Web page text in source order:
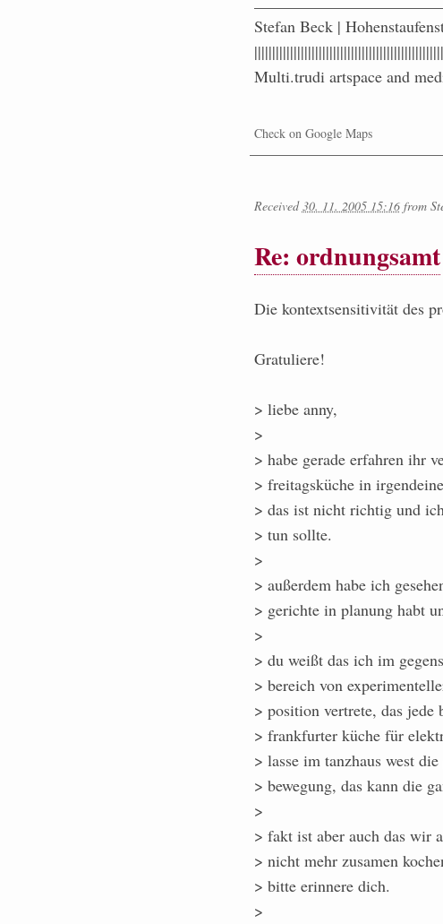
Stefan Beck |
Multi.trudi artspace and
Check on Google Maps
Received30. 11. 2005 15:16from
Re: ordnungsamt
Die kontextsensitivität des
Gratuliere!
> liebe anny,
>
> habe gerade erfahren ihr
> freitagsküche in
> das ist nicht richtig und
> tun sollte.
>
> außerdem habe ich
> gerichte in planung habt
>
> du weißt das ich im
> bereich von
> position vertrete, das jede
> frankfurter küche für
> lasse im tanzhaus west
> bewegung, das kann die
>
> fakt ist aber auch das wir
> nicht mehr zusamen
> bitte erinnere dich.
>